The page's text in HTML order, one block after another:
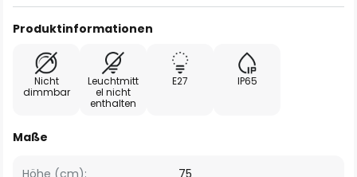
Produktinformationen
Nicht
dimmbar
Leuchtmitt
el nicht
enthalten
E27 IP65
Maße
Höhe (cm):
75